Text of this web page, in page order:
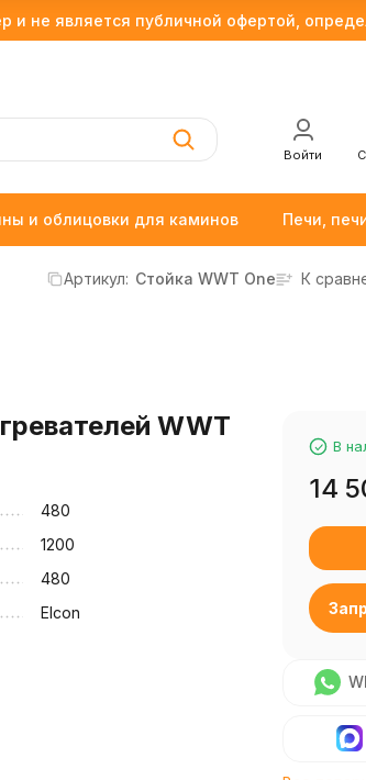
не является публичной офертой,
Войти
и облицовки для каминов Печи,
Артикул: Стойка WWT One К
WWT
480
1200
480
Elcon
В
14